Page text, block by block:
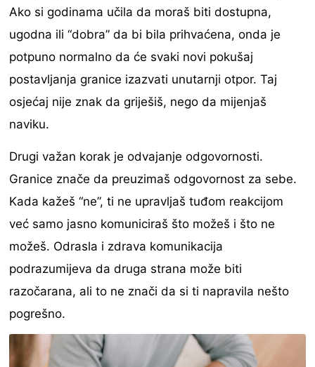
Ako si godinama učila da moraš biti dostupna,
ugodna ili “dobra” da bi bila prihvaćena, onda je
potpuno normalno da će svaki novi pokušaj
postavljanja granice izazvati unutarnji otpor. Taj
osjećaj nije znak da griješiš, nego da mijenjaš
naviku.
Drugi važan korak je odvajanje odgovornosti.
Granice znače da preuzimaš odgovornost za sebe.
Kada kažeš “ne”, ti ne upravljaš tuđom reakcijom
već samo jasno komuniciraš što možeš i što ne
možeš. Odrasla i zdrava komunikacija
podrazumijeva da druga strana može biti
razočarana, ali to ne znači da si ti napravila nešto
pogrešno.